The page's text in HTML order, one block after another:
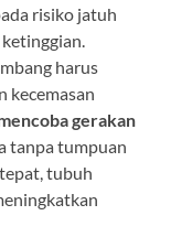
risiko jatuh
harus
kecemasan
gerakan
tanpa tumpuan
tubuh